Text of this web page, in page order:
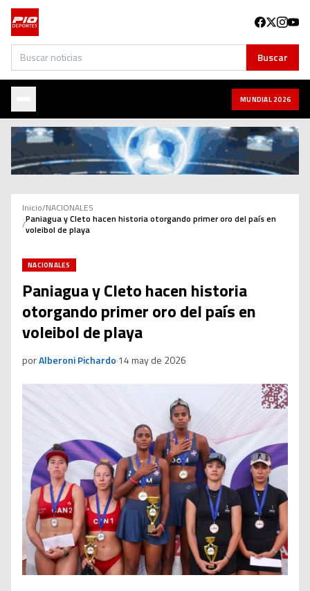
Buscar Buscar
MUNDIAL 2026
Inicio/NACIONALES
/Paniagua y Cleto hacen historia otorgando primer oro del país en
voleibol de playa
NACIONALES
Paniagua y Cleto hacen historia
otorgando primer oro del país en
voleibol de playa
porAlberoni Pichardo·14 may de 2026